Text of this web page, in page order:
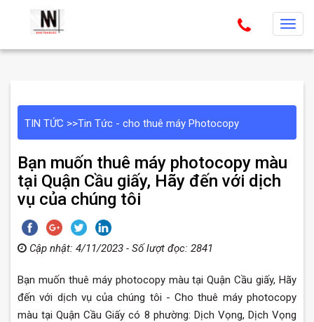
T
n
TIN TỨC >>Tin Tức - cho thuê máy Photocopy
Bạn muốn thuê máy photocopy màu
tại Quận Cầu giấy, Hãy đến với dịch
vụ của chúng tôi
Cập nhật: 4/11/2023 - Số lượt đọc: 2841
Bạn muốn thuê máy photocopy màu tại Quận Cầu giấy, Hãy
đến với dịch vụ của chúng tôi - Cho thuê máy photocopy
màu tại Quận Cầu Giấy có 8 phường: Dịch Vọng, Dịch Vọng